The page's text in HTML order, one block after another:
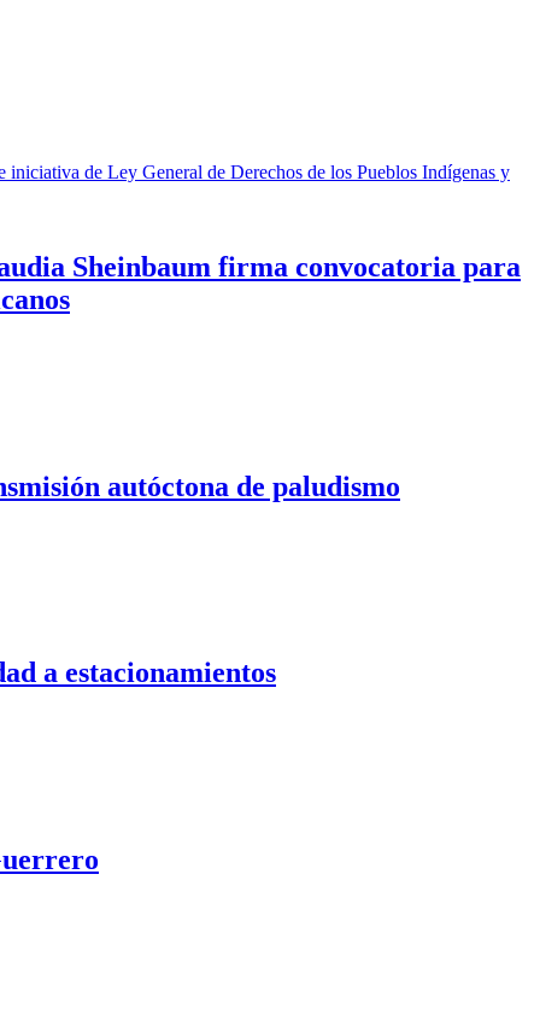
Sheinbaum firma convocatoria para
autóctona de paludismo
a estacionamientos